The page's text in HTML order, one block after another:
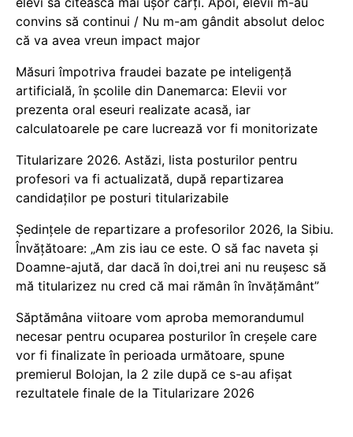
convins să continui / Nu m-am gândit absolut deloc
că va avea vreun impact major
Măsuri împotriva fraudei bazate pe inteligență
artificială, în școlile din Danemarca: Elevii vor
prezenta oral eseuri realizate acasă, iar
calculatoarele pe care lucrează vor fi monitorizate
Titularizare 2026. Astăzi, lista posturilor pentru
profesori va fi actualizată, după repartizarea
candidaților pe posturi titularizabile
Ședințele de repartizare a profesorilor 2026, la Sibiu.
Învățătoare: „Am zis iau ce este. O să fac naveta și
Doamne-ajută, dar dacă în doi,trei ani nu reușesc să
mă titularizez nu cred că mai rămân în învățământ”
Săptămâna viitoare vom aproba memorandumul
necesar pentru ocuparea posturilor în creșele care
vor fi finalizate în perioada următoare, spune
premierul Bolojan, la 2 zile după ce s-au afișat
rezultatele finale de la Titularizare 2026